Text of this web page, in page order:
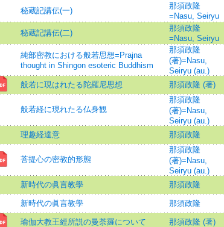
秘蔵記講伝(一)
那須政隆
=Nasu, Seiryu
秘蔵記講伝(二)
那須政隆
=Nasu, Seiryu
純部密教における般若思想=Prajna
thought in Shingon esoteric Buddhism
那須政隆
(著)=Nasu,
Seiryu (au.)
般若に現はれたる陀羅尼思想 那須政隆 (著)
般若経に現れたる仏身観
那須政隆
(著)=Nasu,
Seiryu (au.)
理趣経達意 那須政隆
菩提心の密教的形態
那須政隆
(著)=Nasu,
Seiryu (au.)
新時代の眞言教學 那須政隆
新時代の眞言教學 那須政隆
瑜伽大教王經所説の曼荼羅について 那須政隆 (著)